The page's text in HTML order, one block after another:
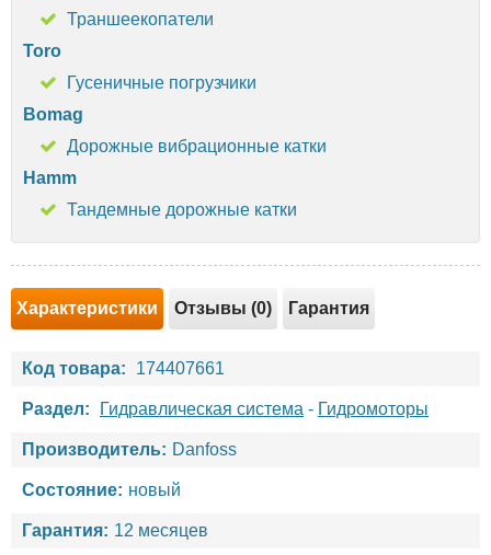
Траншеекопатели
Toro
Гусеничные погрузчики
Bomag
Дорожные вибрационные катки
Hamm
Тандемные дорожные катки
Характеристики Отзывы (0) Гарантия
Код товара: 174407661
Раздел: Гидравлическая система - Гидромоторы
Производитель: Danfoss
Состояние: новый
Гарантия: 12 месяцев